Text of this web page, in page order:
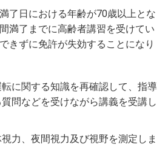
了日における年齢が70歳以上とな
満了までに高齢者講習を受けてい
きずに免許が失効することになり
に関する知識を再確認して、指導
問などを受けながら講義を受講し
力、夜間視力及び視野を測定しま